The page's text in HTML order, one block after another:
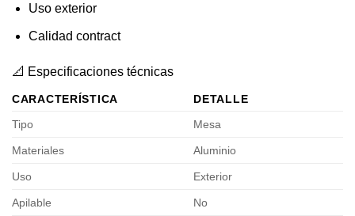
Uso exterior
Calidad contract
📐 Especificaciones técnicas
CARACTERÍSTICA
DETALLE
Tipo
Mesa
Materiales Aluminio
Uso Exterior
Apilable No